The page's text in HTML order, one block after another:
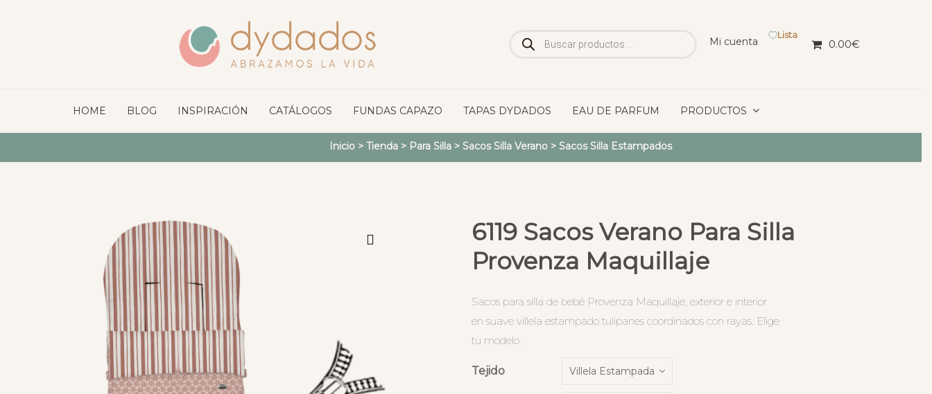
de
productos
Mi cuenta
Lista
0.00€
HOME BLOG INSPIRACIÓN CATÁLOGOS FUNDAS CAPAZO TAPAS DYDADOS EAU DE PARFUM PRODUCTOS
Inicio> Tienda> Para Silla> Sacos Silla Verano> Sacos Silla Estampados
6119 Sacos Verano Para Silla
Provenza Maquillaje
Sacos para silla de bebé Provenza Maquillaje, exterior e interior
en suave villela estampado tulipanes coordinados con rayas. Elige
tu modelo.
Tejido